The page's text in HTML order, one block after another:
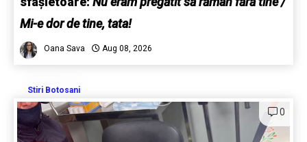
Mi-e dor de tine, tata!
Oana Sava Aug 08, 2026
Stiri Botosani
0